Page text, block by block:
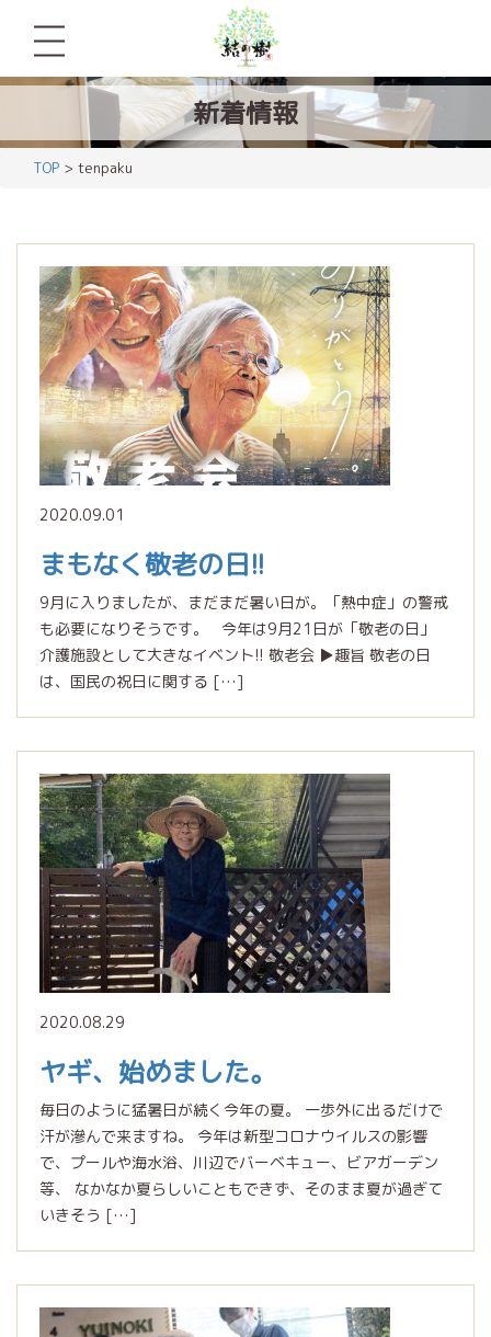
新着情報
TOP > tenpaku
2020.09.01
まもなく敬老の日!!
9月に入りましたが、まだまだ暑い日が。「熱中症」の警戒
も必要になりそうです。 今年は9月21日が「敬老の日」
介護施設として大きなイベント!! 敬老会 ▶︎趣旨 敬老の日
は、国民の祝日に関する […]
2020.08.29
ヤギ、始めました。
毎日のように猛暑日が続く今年の夏。 一歩外に出るだけで
汗が滲んで来ますね。 今年は新型コロナウイルスの影響
で、プールや海水浴、川辺でバーベキュー、ビアガーデン
等、 なかなか夏らしいこともできず、そのまま夏が過ぎて
いきそう […]